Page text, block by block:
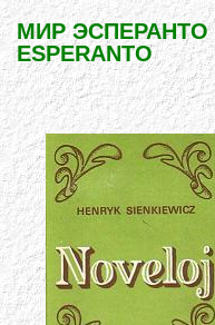
МИР ЭСПЕРАНТО /
ESPERANTO